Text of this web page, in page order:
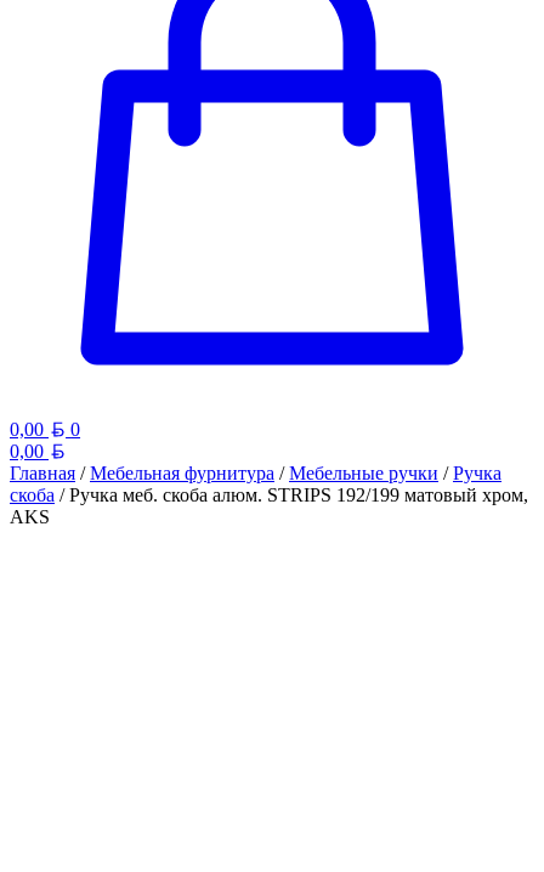
0,00 Белорусский рубль
0
0,00
Главная /Мебельная фурнитура /Мебельные ручки /Ручка
скоба / Ручка меб. скоба алюм. STRIPS 192/199 матовый хром,
AKS